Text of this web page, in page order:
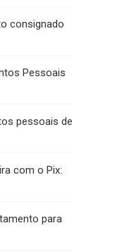
consignado
Pessoais
pessoais de
com o Pix:
para